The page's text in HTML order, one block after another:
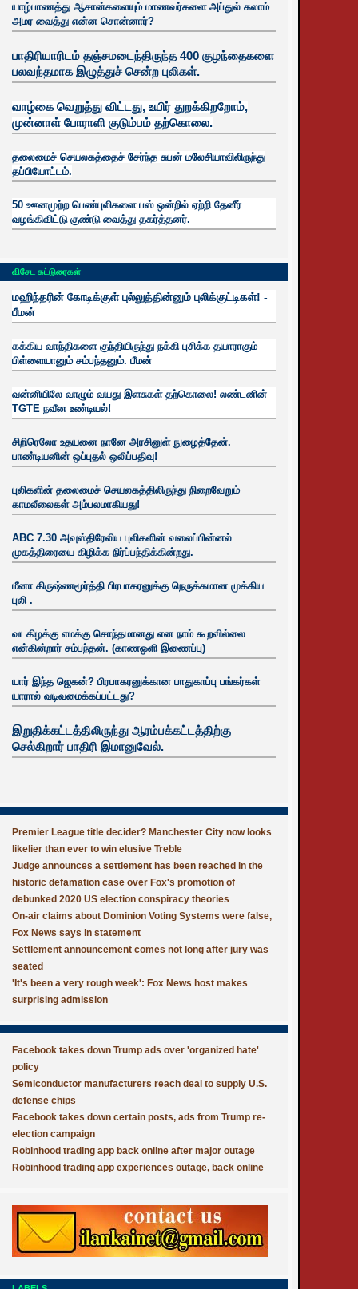
யாழ்பாணத்து ஆசான்களையும் மாணவர்களை அப்துல் கலாம்
அமர வைத்து என்ன சொன்னார்?
பாதிரியாரிடம் தஞ்சமடைந்திருந்த 400 குழந்தைகளை
பலவந்தமாக இழுத்துச் சென்ற புலிகள்.
வாழ்கை வெறுத்து விட்டது, உயிர் துறக்கிறறோம்,
முன்னாள் போராளி குடும்பம் தற்கொலை.
தலைமைச் செயலகத்தைச் சேர்ந்த சுபன் மலேசியாவிலிருந்து
தப்பியோட்டம்.
50 ஊனமுற்ற பெண்புலிகளை பஸ் ஒன்றில் ஏற்றி தேனீர்
வழங்கிவிட்டு குண்டு வைத்து தகர்த்தனர்.
விசேட கட்டுரைகள்
மஹிந்தரின் கோடிக்குள் புல்லுத்தின்னும் புலிக்குட்டிகள்! -
பீமன்
கக்கிய வாந்திகளை குந்தியிருந்து நக்கி புசிக்க தயாராகும்
பிள்ளையானும் சம்பந்தனும். பீமன்
வன்னியிலே வாழும் வயது இளசுகள் தற்கொலை! லண்டனின்
TGTE நவீன உண்டியல்!
சிறிரெலோ உதயனை நானே அரசினுள் நுழைத்தேன்.
பாண்டியனின் ஒப்புதல் ஒலிப்பதிவு!
புலிகளின் தலைமைச் செயலகத்திலிருந்து நிறைவேறும்
காமலீலைகள் அம்பலமாகியது!
ABC 7.30 அவுஸ்திரேலிய புலிகளின் வலைப்பின்னல்
முகத்திரையை கிழிக்க நிர்ப்பந்திக்கின்றது.
மீனா கிருஷ்ணமூர்த்தி பிரபாகரனுக்கு நெருக்கமான முக்கிய
புலி .
வடகிழக்கு எமக்கு சொந்தமானது என நாம் கூறவில்லை
என்கின்றார் சம்பந்தன். (காணஒளி இணைப்பு)
யார் இந்த ஜெகன்? பிரபாகரனுக்கான பாதுகாப்பு பங்கர்கள்
யாரால் வடிவமைக்கப்பட்டது?
இறுதிக்கட்டத்திலிருந்து ஆரம்பக்கட்டத்திற்கு
செல்கிறார் பாதிரி இமானுவேல்.
Premier League title decider? Manchester City now looks
likelier than ever to win elusive Treble
Judge announces a settlement has been reached in the
historic defamation case over Fox's promotion of
debunked 2020 US election conspiracy theories
On-air claims about Dominion Voting Systems were false,
Fox News says in statement
Settlement announcement comes not long after jury was
seated
'It's been a very rough week': Fox News host makes
surprising admission
Facebook takes down Trump ads over 'organized hate'
policy
Semiconductor manufacturers reach deal to supply U.S.
defense chips
Facebook takes down certain posts, ads from Trump re-
election campaign
Robinhood trading app back online after major outage
Robinhood trading app experiences outage, back online